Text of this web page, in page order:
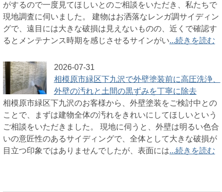
がするので一度見てほしいとのご相談をいただき、私たちで
現地調査に伺いました。 建物はお洒落なレンガ調サイディン
グで、遠目には大きな破損は見えないものの、近くで確認す
るとメンテナンス時期を感じさせるサインがい...続きを読む
2026-07-31
相模原市緑区下九沢で外壁塗装前に高圧洗浄、
外壁の汚れと土間の黒ずみを丁寧に除去
相模原市緑区下九沢のお客様から、外壁塗装をご検討中との
ことで、まずは建物全体の汚れをきれいにしてほしいという
ご相談をいただきました。 現地に伺うと、外壁は明るい色合
いの意匠性のあるサイディングで、全体として大きな破損が
目立つ印象ではありませんでしたが、表面には...続きを読む